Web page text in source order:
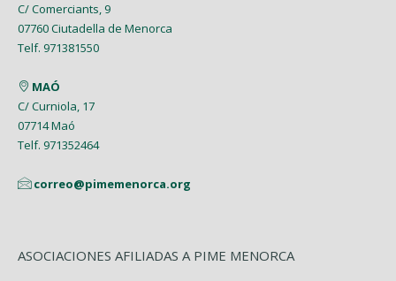
C/ Comerciants, 9
07760 Ciutadella de Menorca
Telf. 971381550
MAÓ
C/ Curniola, 17
07714 Maó
Telf. 971352464
correo@pimemenorca.org
ASOCIACIONES AFILIADAS A PIME MENORCA